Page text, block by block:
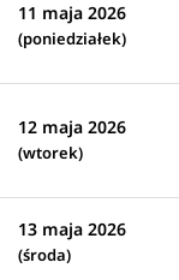
11 maja 2026
(poniedziałek)
12 maja 2026
(wtorek)
13 maja 2026
(środa)